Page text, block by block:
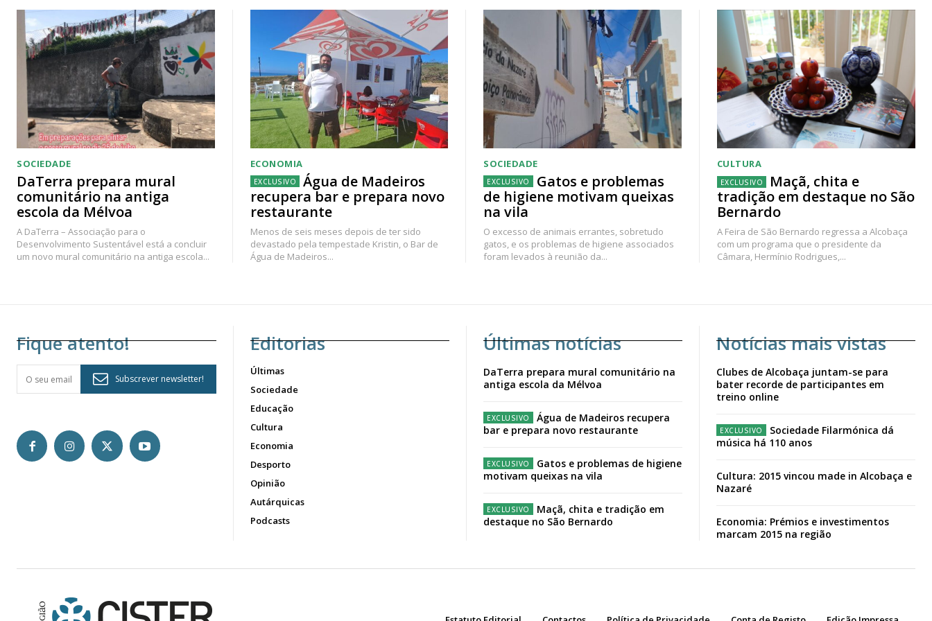
SOCIEDADE
DaTerra prepara mural
comunitário na antiga
escola da Mélvoa
A DaTerra – Associação para o
Desenvolvimento Sustentável está a concluir
um novo mural comunitário na antiga escola...
ECONOMIA
Água de Madeiros
recupera bar e prepara novo
restaurante
Menos de seis meses depois de ter sido
devastado pela tempestade Kristin, o Bar de
Água de Madeiros...
SOCIEDADE
Gatos e problemas
de higiene motivam queixas
na vila
O excesso de animais errantes, sobretudo
gatos, e os problemas de higiene associados
foram levados à reunião da...
CULTURA
Maçã, chita e
tradição em destaque no São
Bernardo
A Feira de São Bernardo regressa a Alcobaça
com um programa que o presidente da
Câmara, Hermínio Rodrigues,...
Fique atento!
Subscrever newsletter!
Editorias
Últimas
Sociedade
Educação
Cultura
Economia
Desporto
Opinião
Autárquicas
Podcasts
Últimas notícias
DaTerra prepara mural comunitário na
antiga escola da Mélvoa
Água de Madeiros recupera
bar e prepara novo restaurante
Gatos e problemas de higiene
motivam queixas na vila
Maçã, chita e tradição em
destaque no São Bernardo
Notícias mais vistas
Clubes de Alcobaça juntam-se para
bater recorde de participantes em
treino online
Sociedade Filarmónica dá
música há 110 anos
Cultura: 2015 vincou made in Alcobaça e
Nazaré
Economia: Prémios e investimentos
marcam 2015 na região